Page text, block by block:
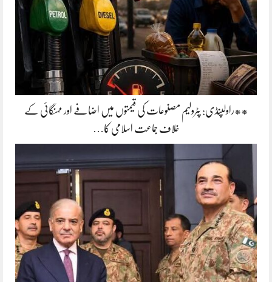
**راولپنڈی: پٹرولیم مصنوعات کی قیمتوں میں اضافے اور مہنگائی کے
خلاف جماعت اسلامی کا…